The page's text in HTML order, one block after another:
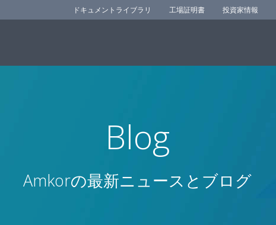
ドキュメントライブラリ 工場証明書 投資家情報
Blog
Amkorの最新ニュースとブログ